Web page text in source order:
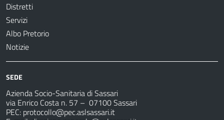
Distretti
Servizi
Albo Pretorio
Notizie
SEDE
Azienda Socio-Sanitaria di Sassari
via Enrico Costa n. 57 – 07100 Sassari
PEC: protocollo@pec.aslsassari.it